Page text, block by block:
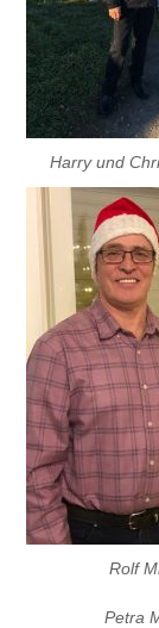
Harry und
Rolf
Petra